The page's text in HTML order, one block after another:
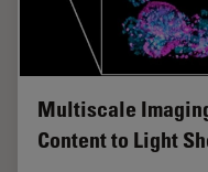
Multiscale
Content to Light